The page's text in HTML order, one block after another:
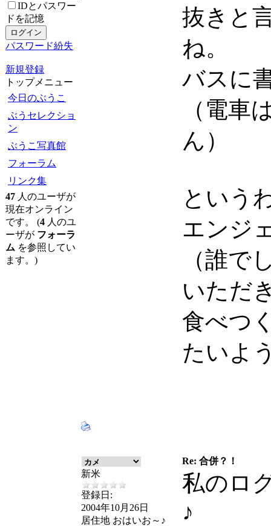
IDとパスワー
ドを記憶
パスワード紛失
新規登録
トップメニュー
今日のぶうこ
ぶうセレクショ
ン
ぶうこ写真館
フォーラム
リンク集
47 人のユーザが
現在オンライン
です。 (4 人のユ
ーザが フォーラ
ム を参照してい
ます。)
抜きと
ね。
バスに
（電車
ん）
という
エンジ
（誰で
いただ
食べつ
たいよ
Re: 合併？！
新米
登録日:
2004年10月26日
居住地 おはいお～♪
私のロ
♪